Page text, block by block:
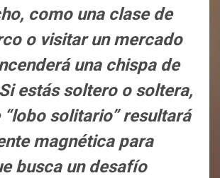
como una clase de
o visitar un mercado
una chispa de
estás soltero o soltera,
“lobo solitario” resultará
magnética para
busca un desafío